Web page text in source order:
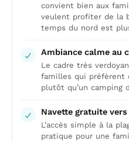
convient bien aux
veulent profiter de la
temps du nord est
Ambiance calme au
Le cadre très
familles qui préfèrent
plutôt qu’un camping
Navette gratuite
L’accès simple à la
pratique pour une